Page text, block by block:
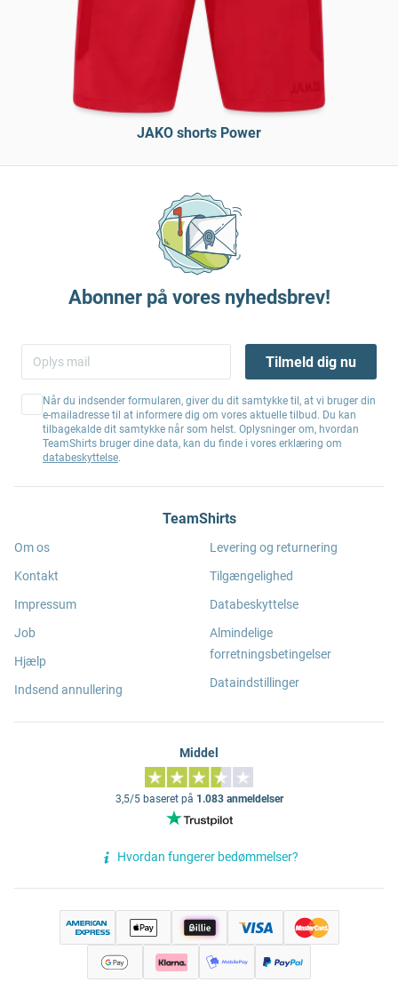
JAKO shorts Power
Abonner på vores nyhedsbrev!
Tilmeld dig nu
Når du indsender formularen, giver du dit samtykke til, at vi bruger din
e-mailadresse til at informere dig om vores aktuelle tilbud. Du kan
tilbagekalde dit samtykke når som helst. Oplysninger om, hvordan
TeamShirts bruger dine data, kan du finde i vores erklæring om
databeskyttelse.
TeamShirts
Om os
Kontakt
Impressum
Job
Hjælp
Indsend annullering
Levering og returnering
Tilgængelighed
Databeskyttelse
Almindelige
forretningsbetingelser
Dataindstillinger
Middel
3,5/5 baseret på 1.083 anmeldelser
Hvordan fungerer bedømmelser?